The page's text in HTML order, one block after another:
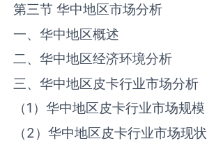
第三节 华中地区市场分析
一、华中地区概述
二、华中地区经济环境分析
三、华中地区‌‌皮卡‌‌‌行业市场分析
（1）华中地区‌‌皮卡‌‌‌行业市场规模
（2）华中地区‌‌皮卡‌‌‌行业市场现状